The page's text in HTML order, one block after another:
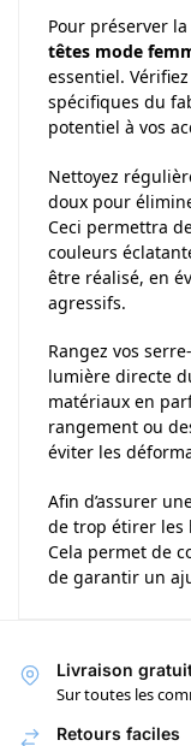
Pour préserver
têtes mode
essentiel.
spécifiques du
potentiel à vos
Nettoyez
doux pour
Ceci permettra
couleurs
être réalisé, en
agressifs.
Rangez vos
lumière directe
matériaux en
rangement ou
éviter les
Afin d’assurer
de trop étirer les
Cela permet de
de garantir un
Livraison
Sur toutes les
Retours faciles